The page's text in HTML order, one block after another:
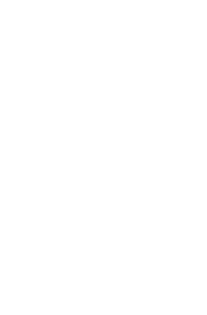
El Ayuntamiento
comunicación y